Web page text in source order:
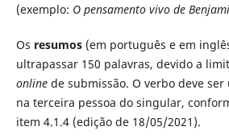
(exemplo: O pensamento vivo de
Os resumos(em português e em
ultrapassar 150 palavras, devido a
onlinede submissão. O verbo deve ser
na terceira pessoa do singular,
item 4.1.4 (edição de 18/05/2021).